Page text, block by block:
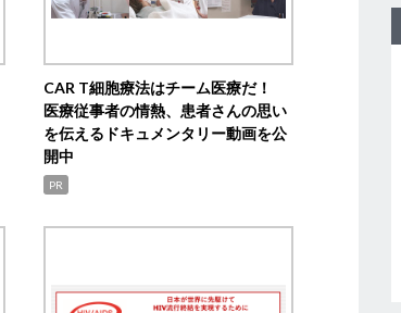
CAR T細胞療法はチーム医療だ！
医療従事者の情熱、患者さんの思い
を伝えるドキュメンタリー動画を公
開中
PR